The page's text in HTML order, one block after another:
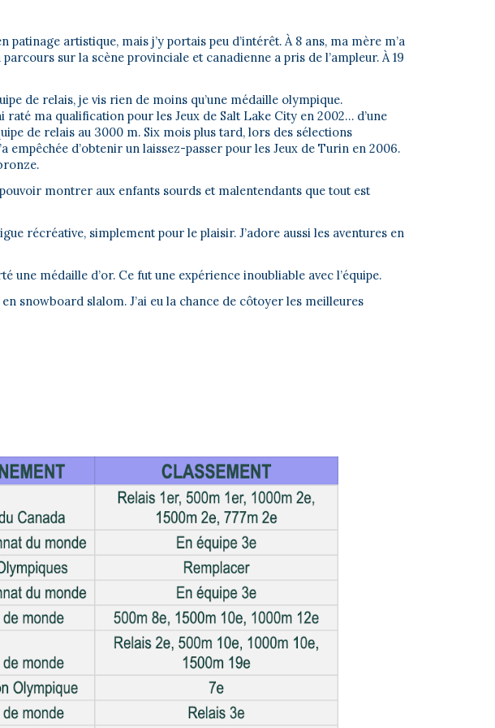
artistique, mais j’y portais peu d’intérêt. À 8 ans, ma mère m’a
sur la scène provinciale et canadienne a pris de l’ampleur. À 19
de relais, je vis rien de moins qu’une médaille olympique.
raté ma qualification pour les Jeux de Salt Lake City en 2002… d’une
de relais au 3000 m. Six mois plus tard, lors des sélections
empêchée d’obtenir un laissez-passer pour les Jeux de Turin en 2006.
montrer aux enfants sourds et malentendants que tout est
récréative, simplement pour le plaisir. J’adore aussi les aventures en
une médaille d’or. Ce fut une expérience inoubliable avec l’équipe.
snowboard slalom. J’ai eu la chance de côtoyer les meilleures